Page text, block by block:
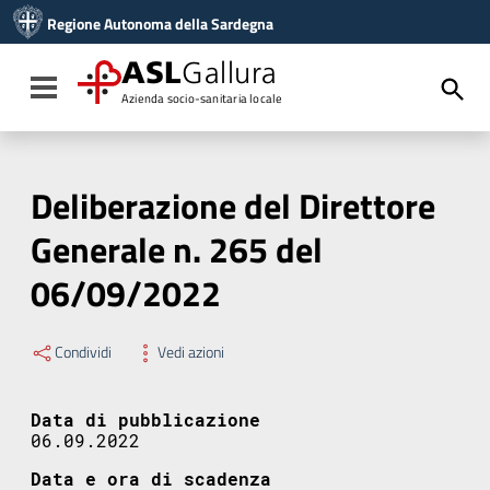
Vai al menu di navigazione
Vai al footer
Regione Autonoma della Sardegna
Toggle navigation
ASLGallura
Azienda socio-sanitaria locale
Deliberazione del Direttore
Generale n. 265 del
06/09/2022
Condividi Vedi azioni
Data di pubblicazione
06.09.2022
Data e ora di scadenza